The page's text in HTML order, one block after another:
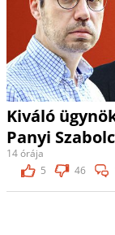
Kiváló
Panyi
14 órája
5
46